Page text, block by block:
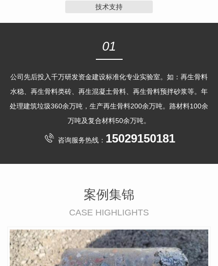
技术支持
01
公司先后投入千万研发资金建设标准化专业实验室。如：再生骨料
水稳、再生骨料类砖、再生混凝土骨料、再生骨料预拌砂浆等。年
处理建筑垃圾360余万吨，生产再生骨料200余万吨。路材料100余
万吨及复合材料50余万吨。
咨询服务热线： 15029150181
案例集锦
CASE HIGHLIGHTS